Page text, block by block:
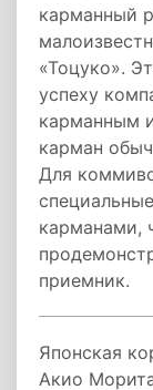
карманный
«Тоцуко».
успеху
карманным
карман
Для
карманами,
приемник.
Японская
Акио